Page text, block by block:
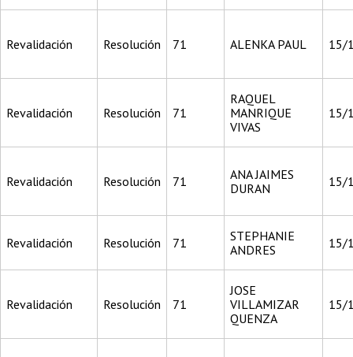
Revalidación Resolución 71 ALENKA PAUL 15/
Revalidación Resolución 71
RAQUEL
MANRIQUE
VIVAS
15/
Revalidación Resolución 71
ANA JAIMES
DURAN
15/
Revalidación Resolución 71
STEPHANIE
ANDRES
15/
Revalidación Resolución 71
JOSE
VILLAMIZAR
QUENZA
15/